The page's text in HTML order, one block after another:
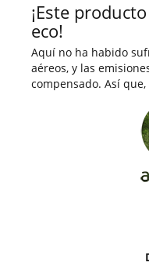
¡Este
eco!
Aquí no ha habido
aéreos, y las
compensado. Así